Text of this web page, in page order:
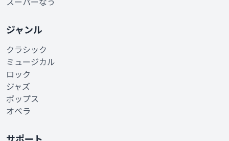
ジャンル
クラシック
ミュージカル
ロック
ジャズ
ポップス
オペラ